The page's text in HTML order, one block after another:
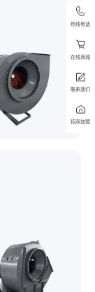
热线电话
在线商城
联系我们
招商加盟